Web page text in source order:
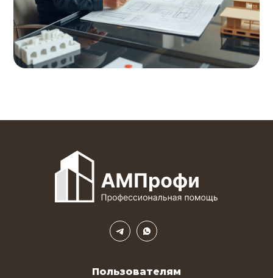
Пользователям